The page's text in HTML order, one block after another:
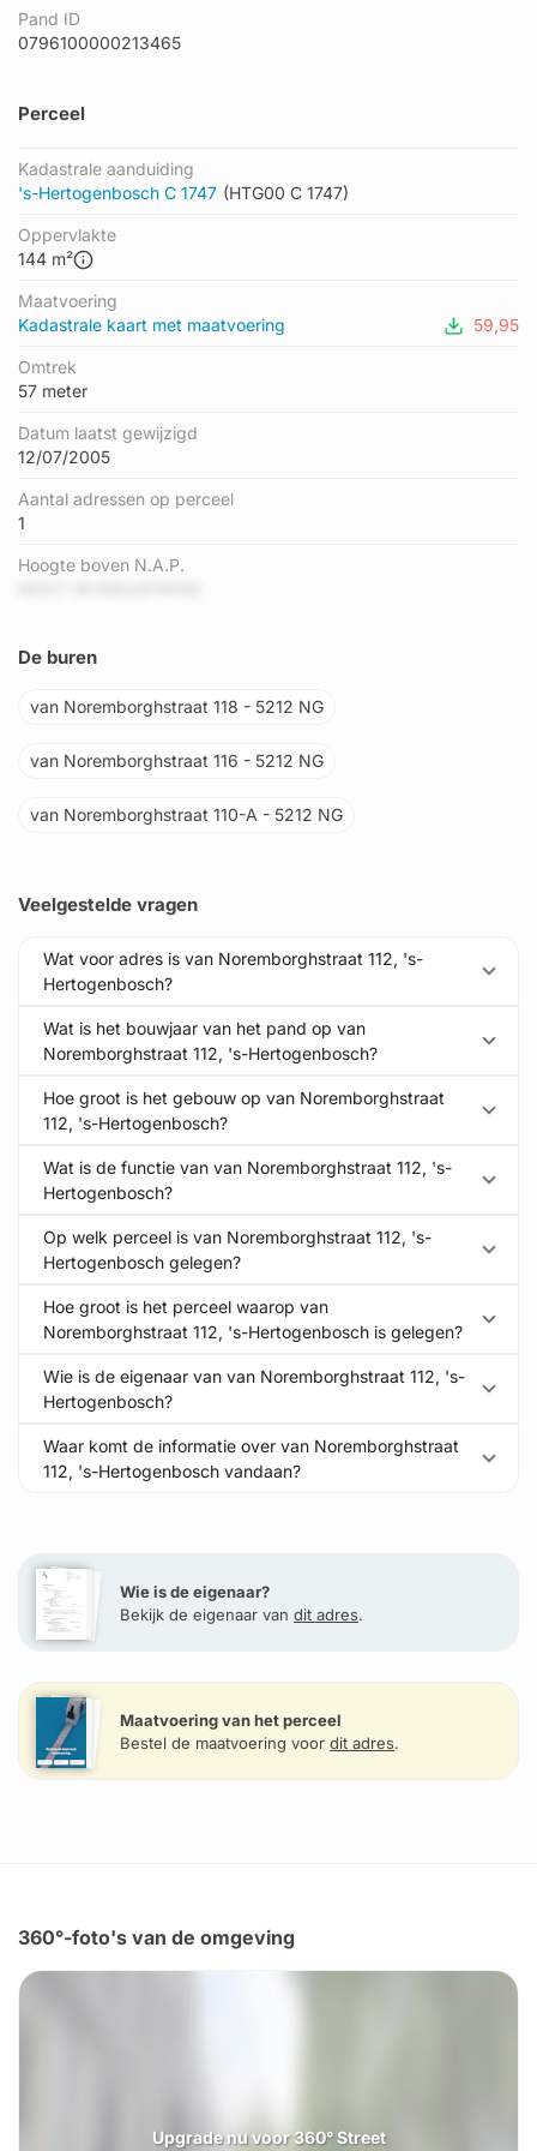
Pand ID
0796100000213465
Perceel
Kadastrale aanduiding
's-Hertogenbosch C 1747 (HTG00 C 1747)
Oppervlakte
144 m²
Maatvoering
Kadastrale kaart met maatvoering
59,95
Omtrek
57 meter
Datum laatst gewijzigd
12/07/2005
Aantal adressen op perceel
1
Hoogte boven N.A.P.
De buren
van Noremborghstraat 118 - 5212 NG
van Noremborghstraat 116 - 5212 NG
van Noremborghstraat 110-A - 5212 NG
Veelgestelde vragen
Wat voor adres is van Noremborghstraat 112, 's-
Hertogenbosch?
Wat is het bouwjaar van het pand op van
Noremborghstraat 112, 's-Hertogenbosch?
Hoe groot is het gebouw op van Noremborghstraat
112, 's-Hertogenbosch?
Wat is de functie van van Noremborghstraat 112, 's-
Hertogenbosch?
Op welk perceel is van Noremborghstraat 112, 's-
Hertogenbosch gelegen?
Hoe groot is het perceel waarop van
Noremborghstraat 112, 's-Hertogenbosch is gelegen?
Wie is de eigenaar van van Noremborghstraat 112, 's-
Hertogenbosch?
Waar komt de informatie over van Noremborghstraat
112, 's-Hertogenbosch vandaan?
Wie is de eigenaar?
Bekijk de eigenaar van dit adres.
Maatvoering van het perceel
Bestel de maatvoering voor dit adres.
360°-foto's van de omgeving
Upgrade nu voor 360° Street